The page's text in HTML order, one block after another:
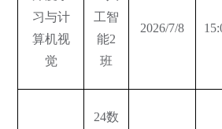
习与计
算机视
觉
工智
能2
班
2026/7/8
24数